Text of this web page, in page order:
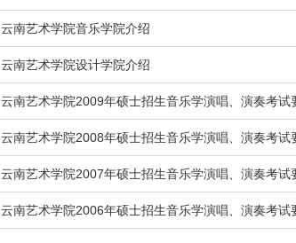
云南艺术学院音乐学院介绍
云南艺术学院设计学院介绍
云南艺术学院2009年硕士招生音乐学演唱、演奏考试
云南艺术学院2008年硕士招生音乐学演唱、演奏考试
云南艺术学院2007年硕士招生音乐学演唱、演奏考试
云南艺术学院2006年硕士招生音乐学演唱、演奏考试